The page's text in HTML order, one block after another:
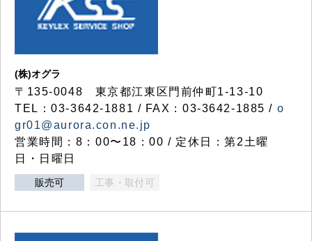
(株)オグラ
〒135-0048 東京都江東区門前仲町1-13-10
TEL：03-3642-1881 / FAX：03-3642-1885 / o
gr01@aurora.con.ne.jp
営業時間：8：00〜18：00 / 定休日：第2土曜
日・日曜日
販売可 工事・取付可